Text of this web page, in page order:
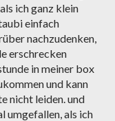
ich ganz klein
einfach
nachzudenken,
erschrecken
in meiner box
und kann
nicht leiden. und
umgefallen, als ich